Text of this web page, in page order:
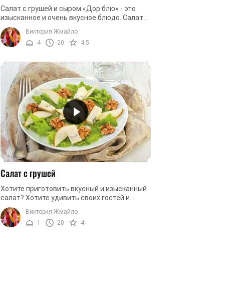
Салат с грушей и сыром «Дор блю» - это
изысканное и очень вкусное блюдо. Салат
имеет фантастическую свежесть
благодаря салатному миксу, груше, ...
Виктория Жмайло
4
20 4.5
Салат с грушей
Хотите приготовить вкусный и изысканный
салат? Хотите удивить своих гостей и
родных новым и оригинальным блюдом?
Тогда приготовьте вкусный, красивый ...
Виктория Жмайло
1
20 4